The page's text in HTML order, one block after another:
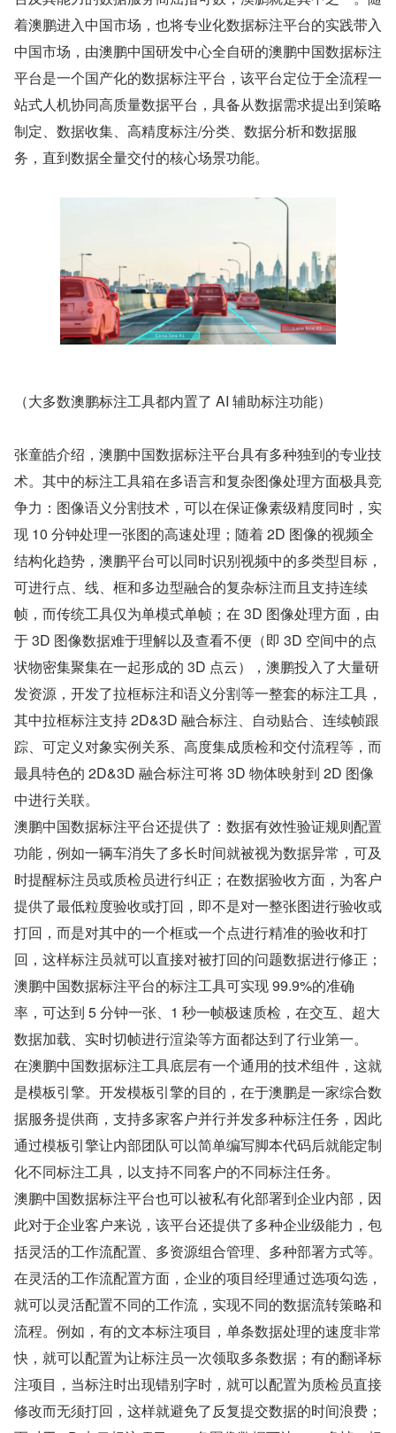
着澳鹏进入中国市场，也将专业化数据标注平台的实践带入
中国市场，由澳鹏中国研发中心全自研的澳鹏中国数据标注
平台是一个国产化的数据标注平台，该平台定位于全流程一
站式人机协同高质量数据平台，具备从数据需求提出到策略
制定、数据收集、高精度标注/分类、数据分析和数据服
务，直到数据全量交付的核心场景功能。
（大多数澳鹏标注工具都内置了 AI 辅助标注功能）
张童皓介绍，澳鹏中国数据标注平台具有多种独到的专业技
术。其中的标注工具箱在多语言和复杂图像处理方面极具竞
争力：图像语义分割技术，可以在保证像素级精度同时，实
现 10 分钟处理一张图的高速处理；随着 2D 图像的视频全
结构化趋势，澳鹏平台可以同时识别视频中的多类型目标，
可进行点、线、框和多边型融合的复杂标注而且支持连续
帧，而传统工具仅为单模式单帧；在 3D 图像处理方面，由
于 3D 图像数据难于理解以及查看不便（即 3D 空间中的点
状物密集聚集在一起形成的 3D 点云），澳鹏投入了大量研
发资源，开发了拉框标注和语义分割等一整套的标注工具，
其中拉框标注支持 2D&3D 融合标注、自动贴合、连续帧跟
踪、可定义对象实例关系、高度集成质检和交付流程等，而
最具特色的 2D&3D 融合标注可将 3D 物体映射到 2D 图像
中进行关联。
澳鹏中国数据标注平台还提供了：数据有效性验证规则配置
功能，例如一辆车消失了多长时间就被视为数据异常，可及
时提醒标注员或质检员进行纠正；在数据验收方面，为客户
提供了最低粒度验收或打回，即不是对一整张图进行验收或
打回，而是对其中的一个框或一个点进行精准的验收和打
回，这样标注员就可以直接对被打回的问题数据进行修正；
澳鹏中国数据标注平台的标注工具可实现 99.9%的准确
率，可达到 5 分钟一张、1 秒一帧极速质检，在交互、超大
数据加载、实时切帧进行渲染等方面都达到了行业第一。
在澳鹏中国数据标注工具底层有一个通用的技术组件，这就
是模板引擎。开发模板引擎的目的，在于澳鹏是一家综合数
据服务提供商，支持多家客户并行并发多种标注任务，因此
通过模板引擎让内部团队可以简单编写脚本代码后就能定制
化不同标注工具，以支持不同客户的不同标注任务。
澳鹏中国数据标注平台也可以被私有化部署到企业内部，因
此对于企业客户来说，该平台还提供了多种企业级能力，包
括灵活的工作流配置、多资源组合管理、多种部署方式等。
在灵活的工作流配置方面，企业的项目经理通过选项勾选，
就可以灵活配置不同的工作流，实现不同的数据流转策略和
流程。例如，有的文本标注项目，单条数据处理的速度非常
快，就可以配置为让标注员一次领取多条数据；有的翻译标
注项目，当标注时出现错别字时，就可以配置为质检员直接
修改而无须打回，这样就避免了反复提交数据的时间浪费；